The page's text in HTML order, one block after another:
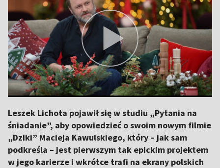
Leszek Lichota pojawił się w studiu „Pytania na
śniadanie”, aby opowiedzieć o swoim nowym filmie
„Dziki” Macieja Kawulskiego, który – jak sam
podkreśla – jest pierwszym tak epickim projektem
w jego karierze i wkrótce trafi na ekrany polskich